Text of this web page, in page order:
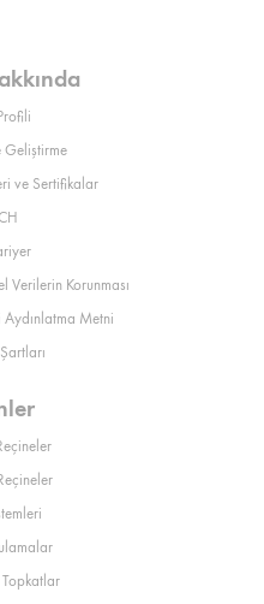
Geliştirme
ve Sertifikalar
Verilerin Korunması
Metni